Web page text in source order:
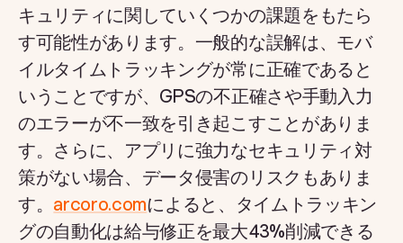
キュリティに関していくつかの課題をもたら
す可能性があります。一般的な誤解は、モバ
イルタイムトラッキングが常に正確であると
いうことですが、GPSの不正確さや手動入力
のエラーが不一致を引き起こすことがありま
す。さらに、アプリに強力なセキュリティ対
策がない場合、データ侵害のリスクもありま
す。 arcoro.comによると、タイムトラッキン
グの自動化は給与修正を最大43%削減できる